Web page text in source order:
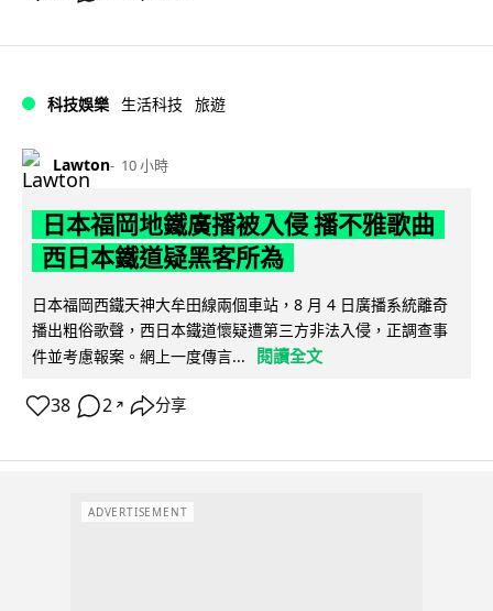
科技娛樂 生活科技 旅遊
Lawton 10 小時
日本福岡地鐵廣播被入侵 播不雅歌曲
西日本鐵道疑黑客所為
日本福岡西鐵天神大牟田線兩個車站，8 月 4 日廣播系統離奇
播出粗俗歌聲，西日本鐵道懷疑遭第三方非法入侵，正調查事
件並考慮報案。網上一度傳言...
閱讀全文
38 2 ↗ 分享
ADVERTISEMENT